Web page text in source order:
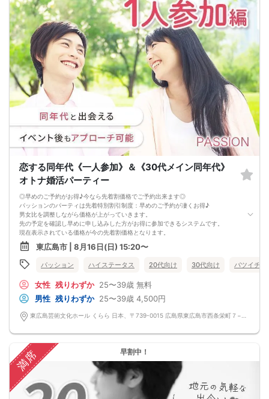
出会いはまずは行動から！パッションのパーティで理想のお相手探しはいかがで
すか?
スタッフが全力であなたの婚活をサポートさせて頂きます。
■パーティ中止判断タイミング
開催前日の23:00までに最少催行人数男性2名対女性2名に満たない場合
但し、当日で急なキャンセルががあった場合には当日中止になる事もあります。
恋する同年代《一人参加》＆《30代メイン同年代》
オトナ婚活パーティー
◎早めのご予約がお得♪今なら先着割価格でご予約出来ます◎
パッションのパーティは先着特別割引制度：早めのご予約が凄くお得♪
男女比を調整しながら価格が上がっていきます。
先の予定を確認し早めに申し込みした方がお得に参加できるシステムです。
現在表示されている価格が今の先着割価格となります。
=========================
【パーティ内容】
男性女性共に、１人で参加している方限定のパーティーです。
１人参加限定パーティーの魅力は、回りに気を遣わなくていいこと。
と気になる方がいても
積極的にアプローチできなかったりする場合があります。
しかし、お互い１人参加だと気になった相手にアプローチできます。
お１人でご参加される自立した大人の男性女性にお集まりいただいていますの
で、
=========================
パッションのパーティーは男性90％以上/女性70％以上が1人参加です。
お一人様でも安心してご参加下さい。
出会いはまずは行動から！パッションのパーティで理想のお相手探しはいかがで
すか?
スタッフが全力であなたの婚活をサポートさせて頂きます。
東広島市 | 8月16日(日) 15:20〜
パッション ハイステータス 20代向け 30代向け バツイチ・
女性 残りわずか 25〜39歳 無料
男性 残りわずか 25〜39歳 4,500円
満席 早割中！